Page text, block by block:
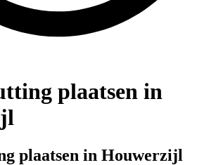
plaatsen in
plaatsen in Houwerzijl